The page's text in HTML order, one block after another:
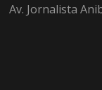
Av. Jornalista